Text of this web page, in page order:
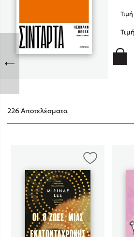
Sebastian Fitzek
Το λεξικό της ζωής
Κώστας
226 Αποτελέσματα